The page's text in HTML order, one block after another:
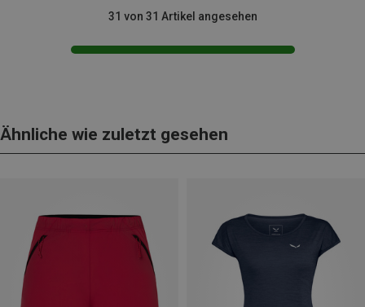
31 von 31 Artikel angesehen
Ähnliche wie zuletzt gesehen